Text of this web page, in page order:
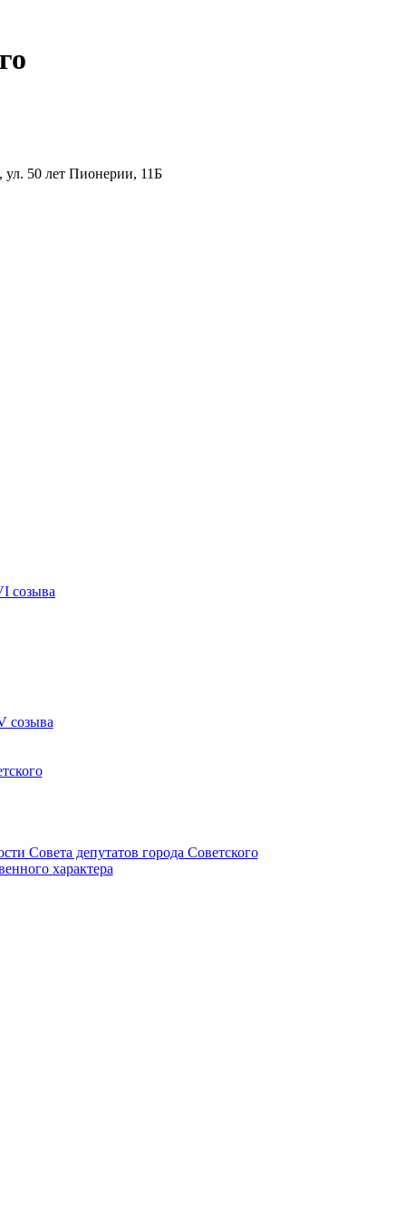
50 лет Пионерии, 11Б
созыва
созыва
Совета депутатов города Советского
характера